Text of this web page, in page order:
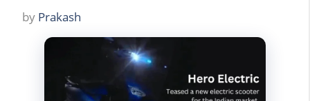
by Prakash